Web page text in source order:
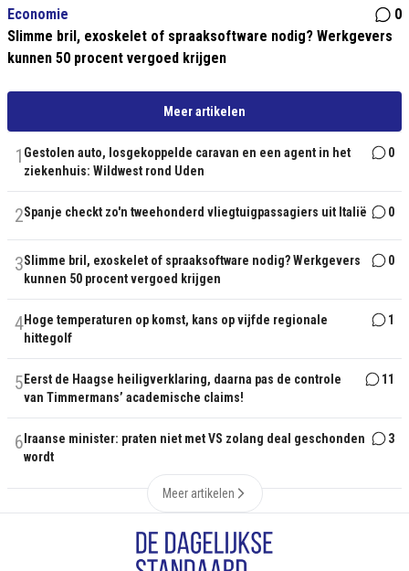
Economie
0
Slimme bril, exoskelet of spraaksoftware nodig? Werkgevers
kunnen 50 procent vergoed krijgen
Meer artikelen
1 Gestolen auto, losgekoppelde caravan en een agent in het
ziekenhuis: Wildwest rond Uden
0
2Spanje checkt zo'n tweehonderd vliegtuigpassagiers uit Italië 0
3Slimme bril, exoskelet of spraaksoftware nodig? Werkgevers
kunnen 50 procent vergoed krijgen
0
4Hoge temperaturen op komst, kans op vijfde regionale
hittegolf
1
5 Eerst de Haagse heiligverklaring, daarna pas de controle
van Timmermans’ academische claims!
11
6 Iraanse minister: praten niet met VS zolang deal geschonden
wordt
3
Meer artikelen